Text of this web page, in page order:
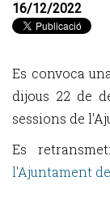
16/12/2022
Es convoca
dijous 22 de
sessions de
Es
l'Ajuntament